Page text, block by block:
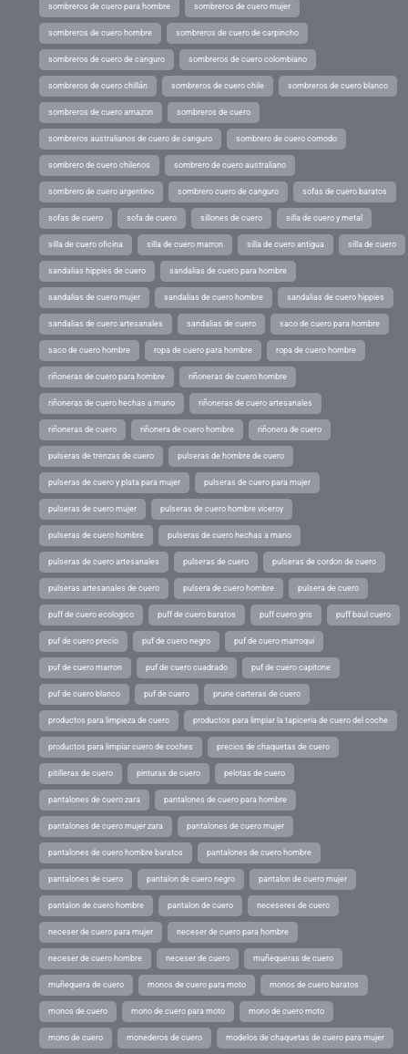
sombreros de cuero para hombre sombreros de cuero mujer
sombreros de cuero hombre sombreros de cuero de carpincho
sombreros de cuero de canguro sombreros de cuero colombiano
sombreros de cuero chillán sombreros de cuero chile sombreros de cuero blanco
sombreros de cuero amazon sombreros de cuero
sombreros australianos de cuero de canguro sombrero de cuero comodo
sombrero de cuero chilenos sombrero de cuero australiano
sombrero de cuero argentino sombrero cuero de canguro sofas de cuero baratos
sofas de cuero sofa de cuero sillones de cuero silla de cuero y metal
silla de cuero oficina silla de cuero marron silla de cuero antigua silla de cuero
sandalias hippies de cuero sandalias de cuero para hombre
sandalias de cuero mujer sandalias de cuero hombre sandalias de cuero hippies
sandalias de cuero artesanales sandalias de cuero saco de cuero para hombre
saco de cuero hombre ropa de cuero para hombre ropa de cuero hombre
riñoneras de cuero para hombre riñoneras de cuero hombre
riñoneras de cuero hechas a mano riñoneras de cuero artesanales
riñoneras de cuero riñonera de cuero hombre riñonera de cuero
pulseras de trenzas de cuero pulseras de hombre de cuero
pulseras de cuero y plata para mujer pulseras de cuero para mujer
pulseras de cuero mujer pulseras de cuero hombre viceroy
pulseras de cuero hombre pulseras de cuero hechas a mano
pulseras de cuero artesanales pulseras de cuero pulseras de cordon de cuero
pulseras artesanales de cuero pulsera de cuero hombre pulsera de cuero
puff de cuero ecologico puff de cuero baratos puff cuero gris puff baul cuero
puf de cuero precio puf de cuero negro puf de cuero marroqui
puf de cuero marron puf de cuero cuadrado puf de cuero capitone
puf de cuero blanco puf de cuero prune carteras de cuero
productos para limpieza de cuero productos para limpiar la tapiceria de cuero del coche
productos para limpiar cuero de coches precios de chaquetas de cuero
pitilleras de cuero pinturas de cuero pelotas de cuero
pantalones de cuero zara pantalones de cuero para hombre
pantalones de cuero mujer zara pantalones de cuero mujer
pantalones de cuero hombre baratos pantalones de cuero hombre
pantalones de cuero pantalon de cuero negro pantalon de cuero mujer
pantalon de cuero hombre pantalon de cuero neceseres de cuero
neceser de cuero para mujer neceser de cuero para hombre
neceser de cuero hombre neceser de cuero muñequeras de cuero
muñequera de cuero monos de cuero para moto monos de cuero baratos
monos de cuero mono de cuero para moto mono de cuero moto
mono de cuero monederos de cuero modelos de chaquetas de cuero para mujer